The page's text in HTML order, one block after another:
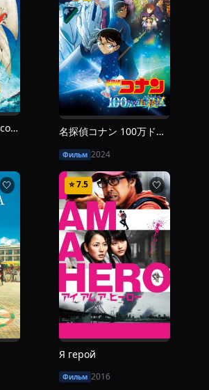
Дораэмон: Остров сокровищ Нобиты 名探偵コナン 100万ドルの五稜星（みちしるべ）
Фильм 2024
🤍 ⭐7.5 🤍
Я герой
Фильм 2016